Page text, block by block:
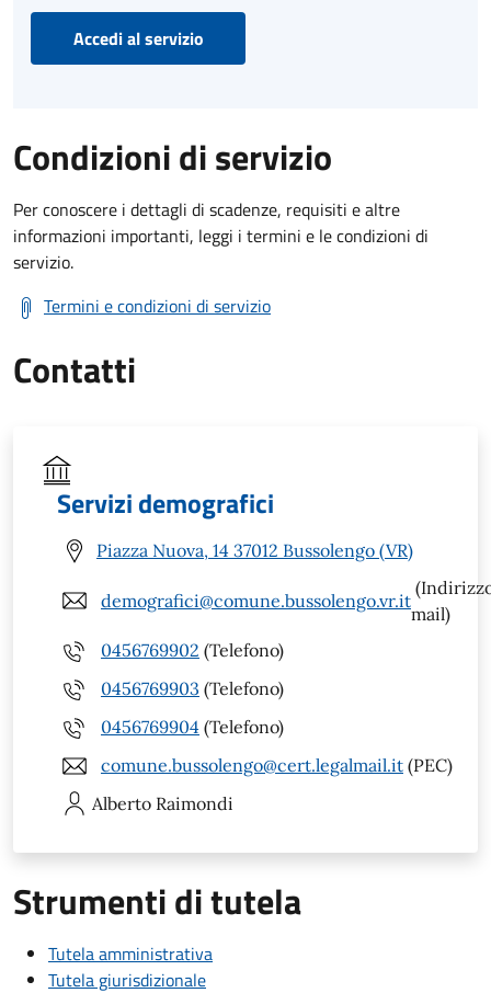
Accedi al servizio
Condizioni di servizio
Per conoscere i dettagli di scadenze, requisiti e altre
informazioni importanti, leggi i termini e le condizioni di
servizio.
Termini e condizioni di servizio
Contatti
Servizi demografici
Piazza Nuova, 14 37012 Bussolengo (VR)
demografici@comune.bussolengo.vr.it
mail)
0456769902 (Telefono)
0456769903 (Telefono)
0456769904 (Telefono)
comune.bussolengo@cert.legalmail.it (PEC)
Alberto Raimondi
Strumenti di tutela
Tutela amministrativa
Tutela giurisdizionale